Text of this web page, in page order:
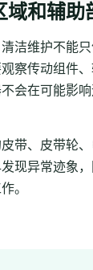
域和辅助
洁维护不能只
察传动组件
会在可能影
带、皮带轮
现异常迹象
。